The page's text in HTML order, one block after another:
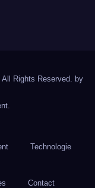
Rights Reserved. by
Technologie
Contact